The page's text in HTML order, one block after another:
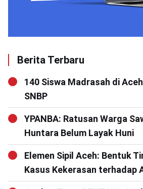
Berita Terbaru
140 Siswa Madrasah di
SNBP
YPANBA: Ratusan Warga
Huntara Belum Layak Huni
Elemen Sipil Aceh: Bentuk
Kasus Kekerasan terhadap